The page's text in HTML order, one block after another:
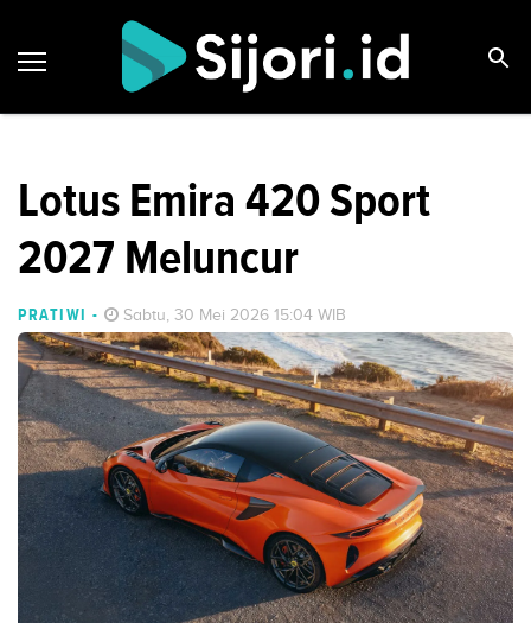
Lotus Emira 420 Sport
2027 Meluncur
PRATIWI - Sabtu, 30 Mei 2026 15:04 WIB